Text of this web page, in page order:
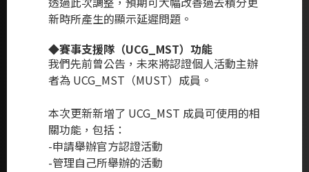
新時所產生的顯示延遲問題。
◆賽事支援隊（UCG_MST）功能
我們先前曾公告，未來將認證個人活動主辦
者為 UCG_MST（MUST）成員。
本次更新新增了 UCG_MST 成員可使用的相
關功能，包括：
-申請舉辦官方認證活動
-管理自己所舉辦的活動